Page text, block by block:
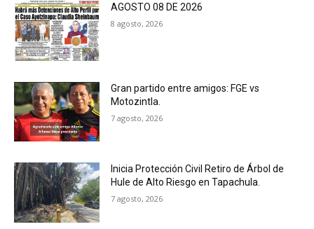
AGOSTO 08 DE 2026
8 agosto, 2026
Gran partido entre amigos: FGE vs
Motozintla.
7 agosto, 2026
Inicia Protección Civil Retiro de Árbol de
Hule de Alto Riesgo en Tapachula.
7 agosto, 2026